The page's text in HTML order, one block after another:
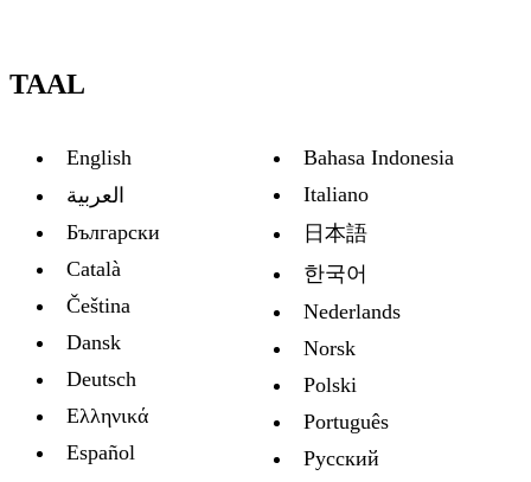
TAAL
English
العربية
Български
Català
Čeština
Dansk
Deutsch
Ελληνικά
Español
Bahasa Indonesia
Italiano
日本語
한국어
Nederlands
Norsk
Polski
Português
Русский